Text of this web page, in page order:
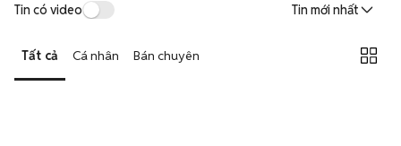
Tin có video Tin mới nhất
Tất cả Cá nhân Bán chuyên